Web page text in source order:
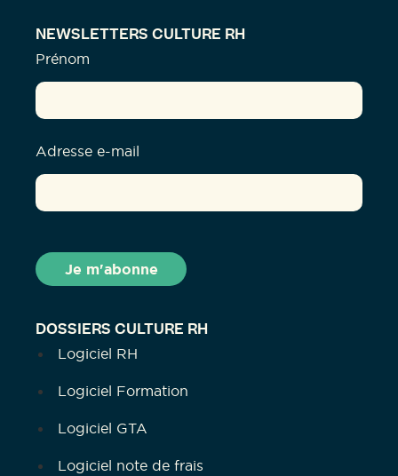
DOSSIERS CULTURE RH
Logiciel RH
Logiciel Formation
Logiciel GTA
Logiciel note de frais
NEWSLETTERS CULTURE RH
Prénom
Adresse e-mail